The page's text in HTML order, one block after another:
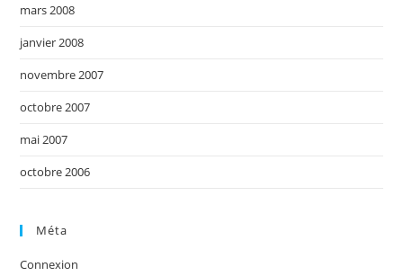
mars 2008
janvier 2008
novembre 2007
octobre 2007
mai 2007
octobre 2006
Méta
Connexion